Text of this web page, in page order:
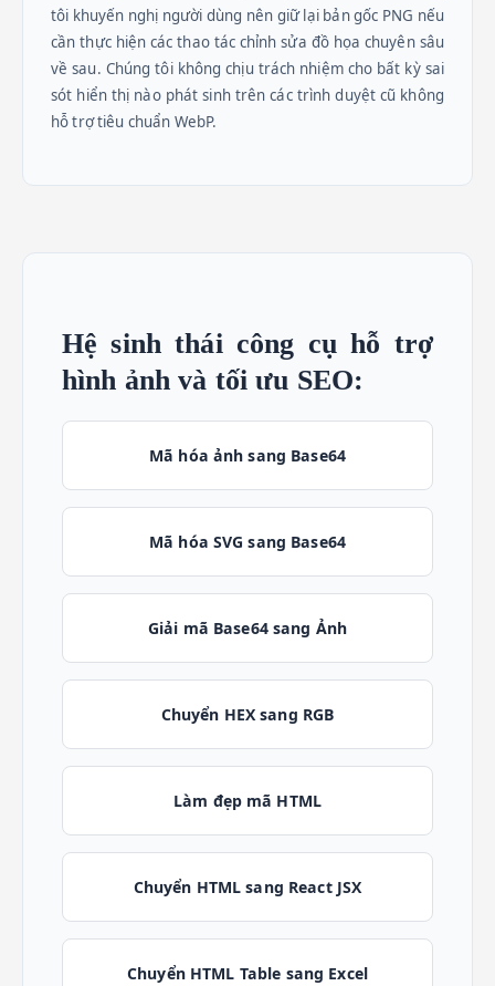
tôi khuyến nghị người dùng nên giữ lại bản gốc PNG nếu
cần thực hiện các thao tác chỉnh sửa đồ họa chuyên sâu
về sau. Chúng tôi không chịu trách nhiệm cho bất kỳ sai
sót hiển thị nào phát sinh trên các trình duyệt cũ không
hỗ trợ tiêu chuẩn WebP.
Hệ sinh thái công cụ hỗ trợ
hình ảnh và tối ưu SEO:
Mã hóa ảnh sang Base64
Mã hóa SVG sang Base64
Giải mã Base64 sang Ảnh
Chuyển HEX sang RGB
Làm đẹp mã HTML
Chuyển HTML sang React JSX
Chuyển HTML Table sang Excel